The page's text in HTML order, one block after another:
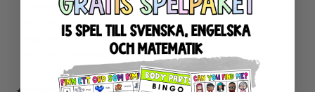
GRAMMATIK OCH RÄTTSTAVNING
HÖGFREKVENTA ORD
AKTIVITETSPAKET SVENSKA